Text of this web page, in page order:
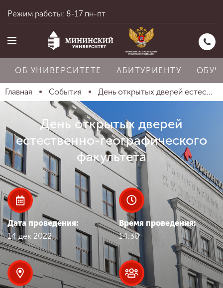
Главная
Об университете
Абитуриенту
Обучение
Наука
Режим работы: 8-17 пн-пт
ОБ УНИВЕРСИТЕТЕ АБИТУРИЕНТУ
Главная События День открытых дверей естес...
День открытых дверей
естественно-географического
факультета
Дата проведения:
14 дек 2022
Время проведения:
14:30